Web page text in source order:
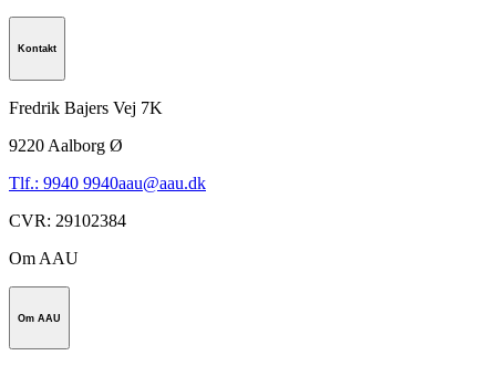
Kontakt
Fredrik Bajers Vej 7K
9220 Aalborg Ø
Tlf.: 9940 9940aau@aau.dk
CVR: 29102384
Om AAU
Om AAU